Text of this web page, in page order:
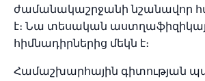
ժամանակաշրջանի նշանավոր
է։ Նա տեսական
հիմնադիրներից մեկն է։
Համաշխարհային գիտության